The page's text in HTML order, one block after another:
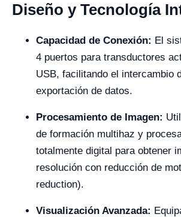
Diseño y Tecnología
Capacidad de Conexión: El
4 puertos para transductores
USB, facilitando el intercambio
exportación de datos.
Procesamiento de Imagen:
de formación multihaz y
totalmente digital para obtener
resolución con reducción de
reduction).
Visualización Avanzada: